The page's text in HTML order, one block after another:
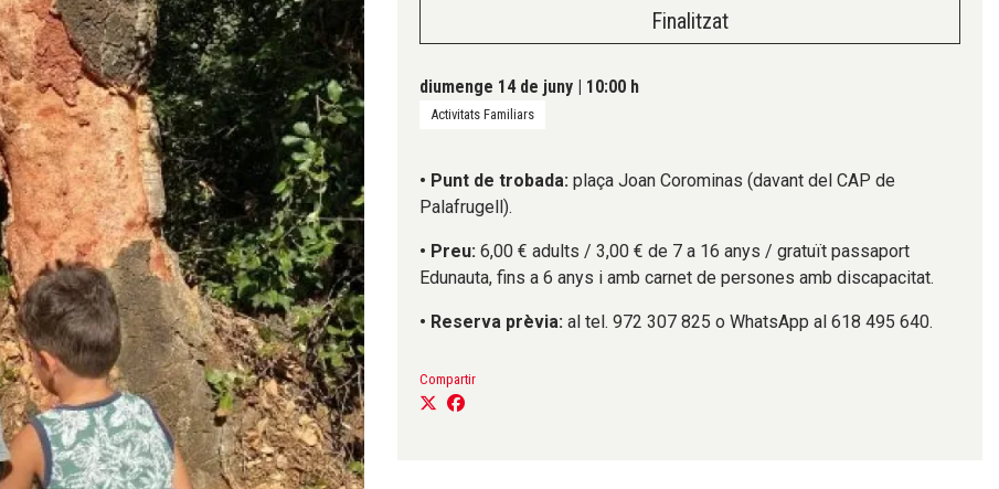
Finalitzat
diumenge 14 de juny | 10:00 h
Activitats Familiars
• Punt de trobada: plaça Joan Corominas (davant del CAP de
Palafrugell).
• Preu: 6,00 € adults / 3,00 € de 7 a 16 anys / gratuït passaport
Edunauta, fins a 6 anys i amb carnet de persones amb discapacitat.
• Reserva prèvia: al tel. 972 307 825 o WhatsApp al 618 495 640.
Compartir